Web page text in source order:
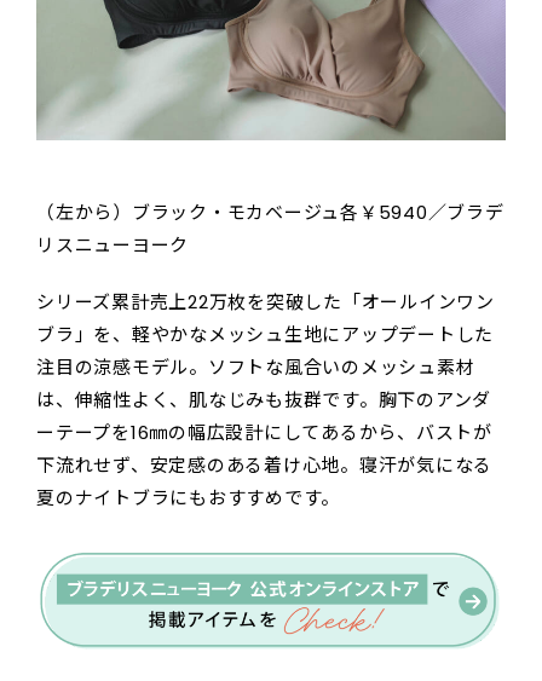
（左から）ブラック・モカベージュ各￥5940／ブラデ
リスニューヨーク
シリーズ累計売上22万枚を突破した「オールインワン
ブラ」を、軽やかなメッシュ生地にアップデートした
注目の涼感モデル。ソフトな風合いのメッシュ素材
は、伸縮性よく、肌なじみも抜群です。胸下のアンダ
ーテープを16㎜の幅広設計にしてあるから、バストが
下流れせず、安定感のある着け心地。寝汗が気になる
夏のナイトブラにもおすすめです。